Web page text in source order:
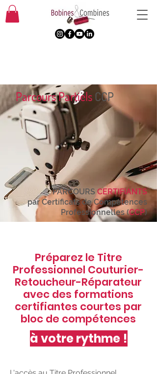
Parcours PartielsCCP
PARCOURSCERTIFIANTS
par Certificats de Compétences
Professionnelles (CCP)
Préparez le Titre
Professionnel Couturier-
Retoucheur-Réparateur
avec des formations
certifiantes courtes par
bloc de compétences
à votre rythme !